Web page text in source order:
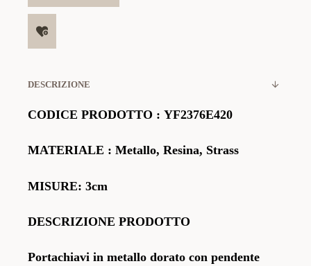
DESCRIZIONE
CODICE PRODOTTO : YF2376E420
MATERIALE : Metallo, Resina, Strass
MISURE: 3cm
DESCRIZIONE PRODOTTO
Portachiavi in metallo dorato con pendente